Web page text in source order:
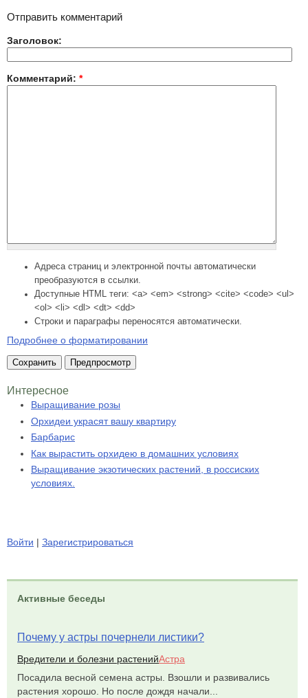
Отправить комментарий
Заголовок:
Комментарий: *
Адреса страниц и электронной почты автоматически
преобразуются в ссылки.
Доступные HTML теги: <a> <em> <strong> <cite> <code> <ul>
<ol> <li> <dl> <dt> <dd>
Строки и параграфы переносятся автоматически.
Подробнее о форматировании
Интересное
Выращивание розы
Орхидеи украсят вашу квартиру
Барбарис
Как вырастить орхидею в домашних условиях
Выращивание экзотических растений, в россиских
условиях.
Войти | Зарегистрироваться
Активные беседы
Почему у астры почернели листики?
Вредители и болезни растенийАстра
Посадила весной семена астры. Взошли и развивались
растения хорошо. Но после дождя начали...